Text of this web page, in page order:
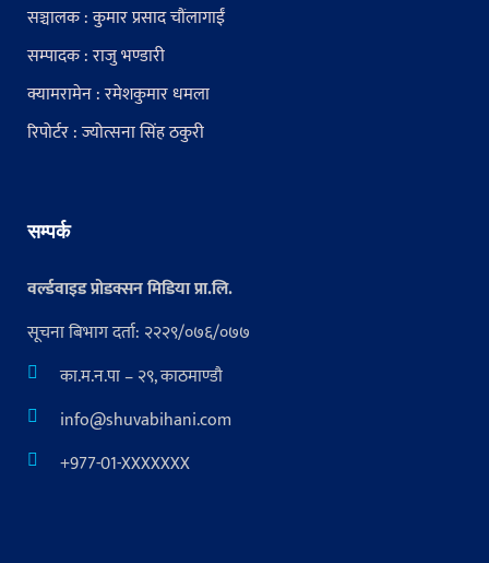
सञ्चालक : कुमार प्रसाद चौंलागाईं
सम्पादक : राजु भण्डारी
क्यामरामेन : रमेशकुमार धमला
रिपोर्टर : ज्योत्सना सिंह ठकुरी
सम्पर्क
वर्ल्डवाइड प्रोडक्सन मिडिया प्रा.लि.
सूचना बिभाग दर्ता: २२२९/०७६/०७७
का.म.न.पा – २९, काठमाण्डौ
info@shuvabihani.com
+977-01-XXXXXXX